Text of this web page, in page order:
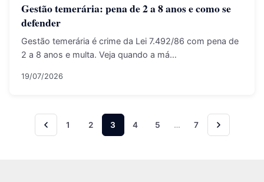
Gestão temerária: pena de 2 a 8 anos e como se
defender
Gestão temerária é crime da Lei 7.492/86 com pena de
2 a 8 anos e multa. Veja quando a má…
19/07/2026
Paginação de posts
1 2 3 4 5 … 7